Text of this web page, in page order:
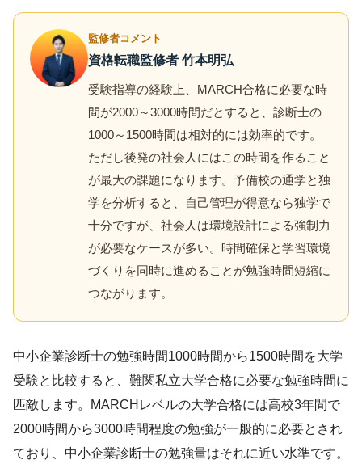
監修者コメント
資格転職監修者 竹本明弘
受験指導の経験上、MARCH合格に必要な時
間が2000～3000時間だとすると、診断士の
1000～1500時間は相対的には効率的です。
ただし後発の社会人にはこの時間を作ること
が最大の課題になります。予備校の通学と独
学を分析すると、自己管理が得意なら独学で
十分ですが、社会人は環境設計による強制力
が必要なケースが多い。時間確保と学習環境
づくりを同時に進めることが勉強時間短縮に
つながります。
中小企業診断士の勉強時間1000時間から1500時間を大学
受験と比較すると、難関私立大学合格に必要な勉強時間に
匹敵します。MARCHレベルの大学合格には高校3年間で
2000時間から3000時間程度の勉強が一般的に必要とされ
ており、中小企業診断士の勉強量はそれに近い水準です。